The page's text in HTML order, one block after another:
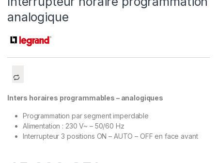
analogique
Inters horaires programmables – analogiques
Programmation par segment imperdable
Alimentation : 230 V~ – 50/60 Hz
Interrupteur 3 positions ON – AUTO – OFF en face avant